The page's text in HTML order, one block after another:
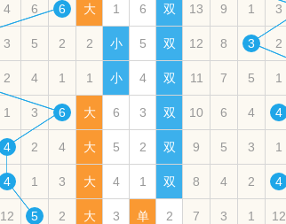
4 6 6 大 1 6 双 13 9 1 3
3 5 2 2 小 5 双 12 8 3 2
2 4 1 1 小 4 双 11 7 5 1
1 3 6 大 6 3 双 10 6 4 4
4 2 4 大 5 2 双 9 5 3 1
4 1 3 大 4 1 双 8 4 2 4
12 5 2 大 3 单 2 7 3 1 12